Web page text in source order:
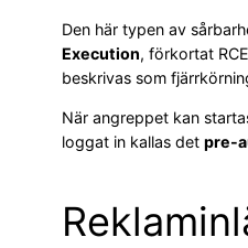
Den här typen av
Execution, förkortat
beskrivas som
När angreppet kan
loggat in kallas det pre-